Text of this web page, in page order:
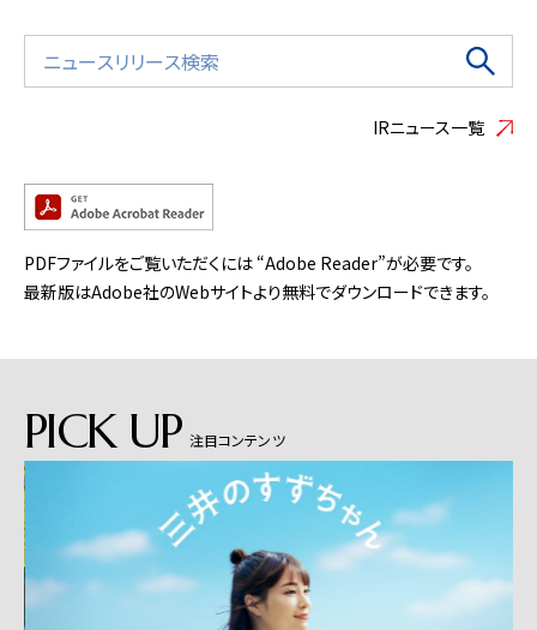
IRニュース一覧
PDFファイルをご覧いただくには “Adobe Reader”が必要です。
最新版はAdobe社のWebサイトより無料でダウンロードできます。
PICK UP 注目コンテンツ